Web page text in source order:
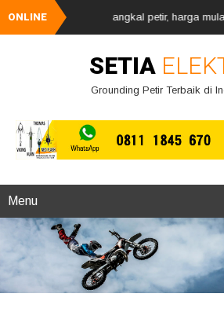
ONLINE penangkal petir, harga mulai
SETIA
Grounding Petir Terbaik di
Menu